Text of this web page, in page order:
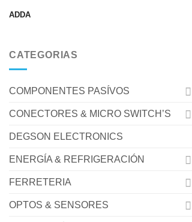
ADDA
CATEGORIAS
COMPONENTES PASÍVOS
CONECTORES & MICRO SWITCH’S
DEGSON ELECTRONICS
ENERGÍA & REFRIGERACIÓN
FERRETERIA
OPTOS & SENSORES